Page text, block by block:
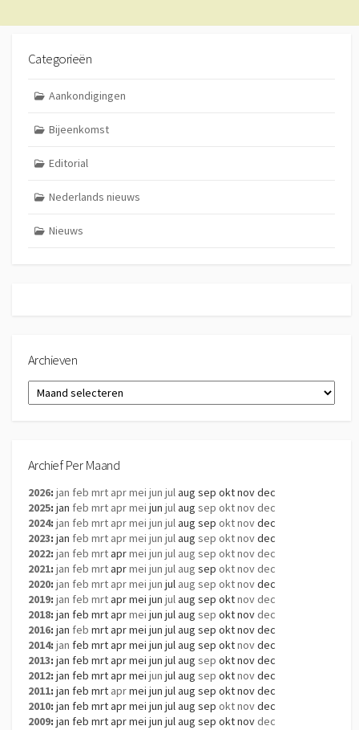
Categorieën
Aankondigingen
Bijeenkomst
Editorial
Nederlands nieuws
Nieuws
Archieven
Archieven
Archief Per Maand
2026: jan feb mrt aprmei jun julaug sep oktnovdec
2025: jan feb mrt aprmei jun julaug sep oktnov dec
2024: jan feb mrt aprmei jun julaug sep oktnovdec
2023: jan feb mrt aprmei jun julaug sep oktnovdec
2022: jan feb mrtaprmei jun jul aug sep oktnov dec
2021: jan feb mrtaprmei jun jul aug sep oktnov dec
2020: jan feb mrt aprmei jun jul aug sep oktnovdec
2019: jan feb mrtaprmei jun julaug sep oktnov dec
2018: jan feb mrtaprmei jun julaug sep oktnov dec
2016: jan feb mrtaprmei jun julaug sep oktnovdec
2014: jan feb mrtaprmei jun julaug sep oktnovdec
2013: jan feb mrtaprmei jun julaug sep oktnovdec
2012: jan feb mrtaprmei jun julaug sep oktnovdec
2011: jan feb mrt aprmei jun julaug sep oktnovdec
2010: jan feb mrtaprmei jun julaug sep oktnovdec
2009: jan feb mrtaprmei jun julaug sep oktnov dec